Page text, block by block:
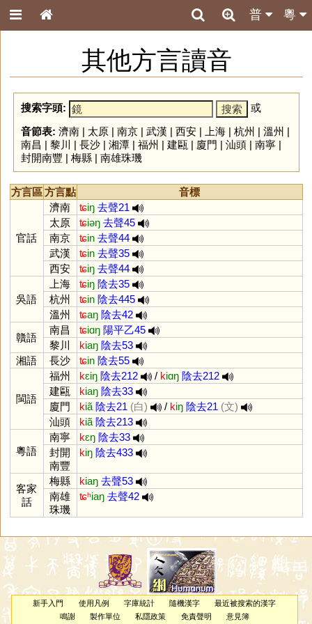
粵
普
其他方言讀音
搜索字頭:
或
音節表: 濟南| 太原| 南京| 武漢 | 西安| 上海| 杭州 | 溫州 |
南昌 | 黎川 | 長沙| 湘潭| 福州 | 建甌 | 廈門 | 汕頭| 南寧|
封開南豐 | 梅縣| 南雄珠璣
方言區方言點 音標
官話
濟南 ʨiŋ 去聲21
太原
ʨiəŋ 去聲45
南京
ʨin 去聲44
武漢
ʨin 去聲35
西安
ʨiŋ 去聲44
吳語
上海 ʨiŋ 陰去35
杭州
ʨin 陰去445
溫州
ʨaŋ 陰去42
贛語
南昌 ʨiɑŋ 陽平乙45
黎川
kiaŋ 陰去53
湘語
長沙 ʨin 陰去55
閩語
福州 kɛiŋ 陰去212 / kiɑŋ 陰去212
建甌
kiaŋ 陰去33
廈門
kiã 陰去21 (白) / kiŋ 陰去21 (文)
汕頭
kiã 陰去213
粵語
南寧 kɛŋ 陰去33
封開
南豐
kiŋ 陰去433
客家
話
梅縣 kiaŋ 去聲53
南雄
珠璣
ʨʰiaŋ 去聲42
新手入門 使用凡例 字庫統計 隨機漢字
最近被搜索的漢字
鳴謝
製作單位 私隱政策 免責聲明 意見簿